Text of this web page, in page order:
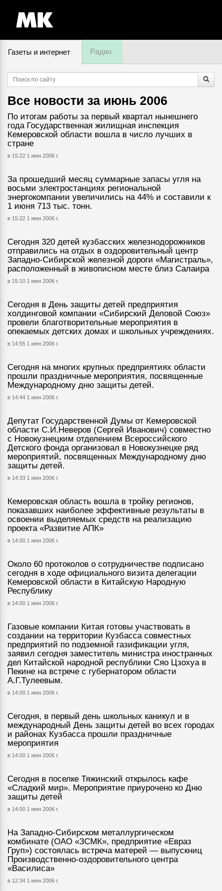
Газеты и интернет Радио
Все новости за июнь 2006
По итогам работы за первый квартал нынешнего
года Государственная жилищная инспекция
Кемеровской области вошла в число лучших в
стране
в 15:22 1 июн 2006 г.
За прошедший месяц суммарные запасы угля на
восьми электростанциях региональной
энергокомпании увеличились на 44% и составили к
1 июня 713 тыс. тонн.
в 15:22 1 июн 2006 г.
Сегодня 320 детей кузбасских железнодорожников
отправились на отдых в оздоровительный центр
Западно-Сибирской железной дороги «Магистраль»,
расположенный в живописном месте близ Салаира
в 15:10 1 июн 2006 г.
Сегодня в День защиты детей предприятия
холдинговой компании «Сибирский Деловой Союз»
провели благотворительные мероприятия в
опекаемых детских домах и школьных учреждениях.
в 14:55 1 июн 2006 г.
Сегодня на многих крупных предприятиях области
прошли праздничные мероприятия, посвященные
Международному дню защиты детей.
в 14:44 1 июн 2006 г.
Депутат Государственной Думы от Кемеровской
области С.И.Неверов (Сергей Иванович) совместно
с Новокузнецким отделением Всероссийского
Детского фонда организовал в Новокузнецке ряд
мероприятий, посвященных Международному дню
защиты детей.
в 14:33 1 июн 2006 г.
Кемеровская область вошла в тройку регионов,
показавших наиболее эффективные результаты в
освоении выделяемых средств на реализацию
проекта «Развитие АПК»
в 14:00 1 июн 2006 г.
Около 60 протоколов о сотрудничестве подписано
сегодня в ходе официального визита делегации
Кемеровской области в Китайскую Народную
Республику
в 14:00 1 июн 2006 г.
Газовые компании Китая готовы участвовать в
создании на территории Кузбасса совместных
предприятий по подземной газификации угля,
заявил сегодня заместитель министра иностранных
дел Китайской народной республики Сяо Цзохуа в
Пекине на встрече с губернатором области
А.Г.Тулеевым.
в 14:00 1 июн 2006 г.
Сегодня, в первый день школьных каникул и в
международный День защиты детей во всех городах
и районах Кузбасса прошли праздничные
мероприятия
в 14:00 1 июн 2006 г.
Сегодня в поселке Тяжинский открылось кафе
«Сладкий мир». Мероприятие приурочено ко Дню
защиты детей
в 14:00 1 июн 2006 г.
На Западно-Сибирском металлургическом
комбинате (ОАО «ЗСМК», предприятие «Евраз
Груп») состоялась встреча матерей — выпускниц
Производственно-оздоровительного центра
«Василиса»
в 12:34 1 июн 2006 г.